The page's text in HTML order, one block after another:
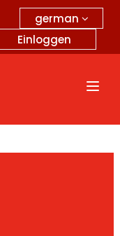
german
Einloggen